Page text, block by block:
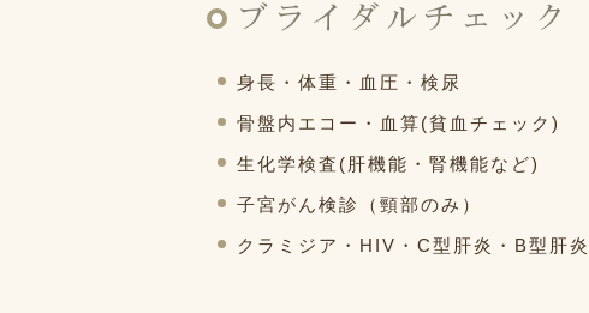
ブライダルチェック
身長・体重・血圧・検尿
骨盤内エコー・血算(貧血チェック)
生化学検査(肝機能・腎機能など)
子宮がん検診（頸部のみ）
クラミジア・HIV・C型肝炎・B型肝